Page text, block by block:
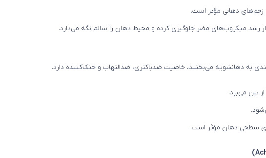
زخم‌های دهانی مؤثر است.
رشد میکروب‌های مضر جلوگیری کرده و محیط دهان را سالم نگه می‌دارد.
به دهانشویه می‌بخشد، خاصیت ضدباکتری، ضدالتهاب و خنک‌کننده دارد.
بین می‌برد.
سطحی دهان مؤثر است.